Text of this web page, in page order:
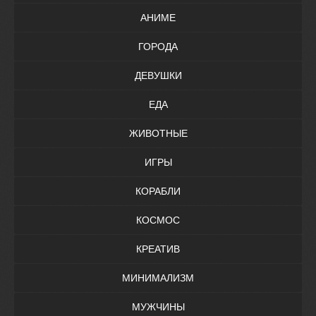
АНИМЕ
ГОРОДА
ДЕВУШКИ
ЕДА
ЖИВОТНЫЕ
ИГРЫ
КОРАБЛИ
КОСМОС
КРЕАТИВ
МИНИМАЛИЗМ
МУЖЧИНЫ